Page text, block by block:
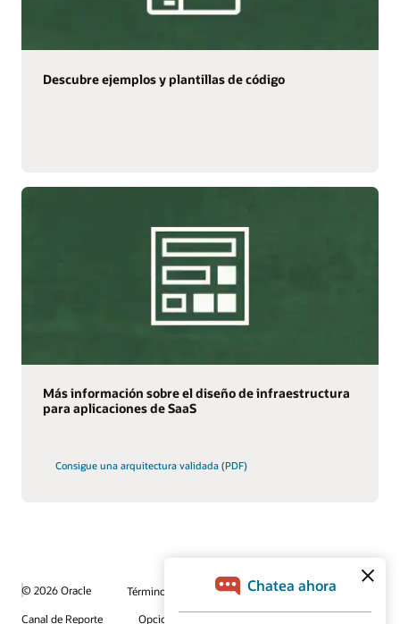
Descubre ejemplos y plantillas de código
Más información sobre el diseño de infraestructura
para aplicaciones de SaaS
Consigue una arquitectura validada (PDF)
© 2026 Oracle
Términos de uso y privacidad
Canal de Reporte
Opciones de publicidad